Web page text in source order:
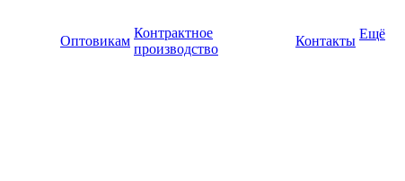
Оптовикам
Контрактное
производство
Контакты Ещё